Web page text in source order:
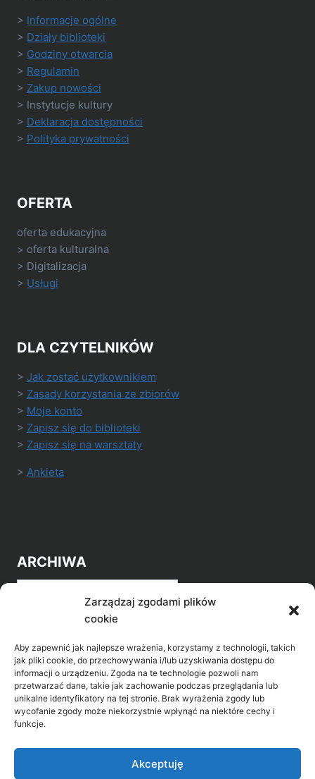
Zarządzaj zgodami plików
cookie
Aby zapewnić jak najlepsze wrażenia, korzystamy z technologii, takich
jak pliki cookie, do przechowywania i/lub uzyskiwania dostępu do
informacji o urządzeniu. Zgoda na te technologie pozwoli nam
przetwarzać dane, takie jak zachowanie podczas przeglądania lub
unikalne identyfikatory na tej stronie. Brak wyrażenia zgody lub
wycofanie zgody może niekorzystnie wpłynąć na niektóre cechy i
funkcje.
Akceptuję
> Informacje ogólne
> Działy biblioteki
> Godziny otwarcia
> Regulamin
> Zakup nowości
> Instytucje kultury
> Deklaracja dostępności
> Polityka prywatności
OFERTA
oferta edukacyjna
> oferta kulturalna
> Digitalizacja
> Usługi
DLA CZYTELNIKÓW
> Jak zostać użytkownikiem
> Zasady korzystania ze zbiorów
> Moje konto
> Zapisz się do biblioteki
> Zapisz się na warsztaty
> Ankieta
ARCHIWA
Archiwa
POZNAJ LEPIEJ NASZ REGION
>Gołdap Mazurski Zdrój